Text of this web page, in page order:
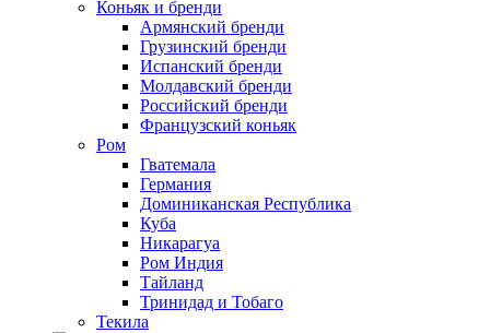
Коньяк и бренди
Армянский бренди
Грузинский бренди
Испанский бренди
Молдавский бренди
Российский бренди
Французский коньяк
Ром
Гватемала
Германия
Доминиканская Республика
Куба
Никарагуа
Ром Индия
Тайланд
Тринидад и Тобаго
Текила